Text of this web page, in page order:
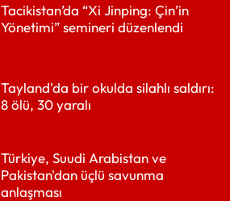
Tacikistan’da “Xi Jinping: Çin’in
Yönetimi” semineri düzenlendi
Tayland'da bir okulda silahlı saldırı:
8 ölü, 30 yaralı
Türkiye, Suudi Arabistan ve
Pakistan'dan üçlü savunma
anlaşması